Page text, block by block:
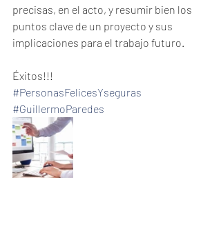
precisas, en el acto, y resumir bien los
puntos clave de un proyecto y sus
implicaciones para el trabajo futuro.
Éxitos!!!
#PersonasFelicesYseguras
#GuillermoParedes